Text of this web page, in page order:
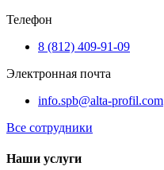
Телефон
8 (812) 409-91-09
Электронная почта
info.spb@alta-profil.com
Все сотрудники
Наши услуги